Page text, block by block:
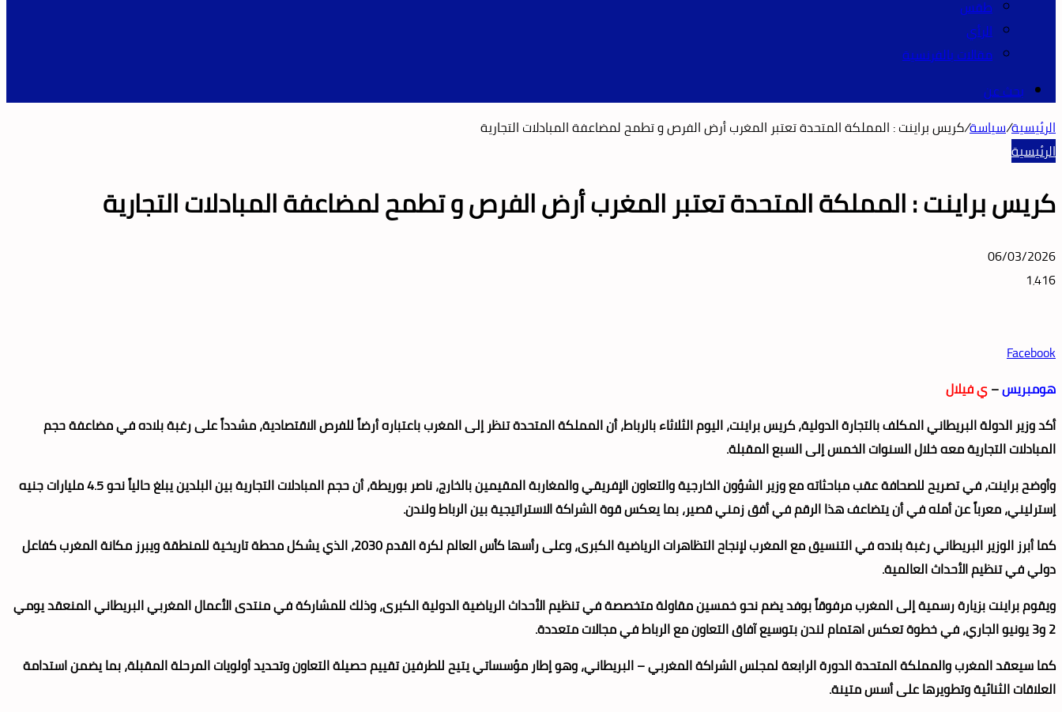
طقس
الرأي
مقالات بالفرنسية
بحث عن
الرئيسية/سياسة/كريس براينت : المملكة المتحدة تعتبر المغرب أرض الفرص و تطمح لمضاعفة المبادلات التجارية
الرئيسية
كريس براينت : المملكة المتحدة تعتبر المغرب أرض الفرص و تطمح لمضاعفة المبادلات التجارية
06/03/2026
1٬416
Facebook
هومبريس–ي فيلال
أكد وزير الدولة البريطاني المكلف بالتجارة الدولية، كريس براينت، اليوم الثلاثاء بالرباط، أن المملكة المتحدة تنظر إلى المغرب باعتباره أرضاً للفرص الاقتصادية، مشدداً على رغبة بلاده في مضاعفة حجم
المبادلات التجارية معه خلال السنوات الخمس إلى السبع المقبلة.
وأوضح براينت، في تصريح للصحافة عقب مباحثاته مع وزير الشؤون الخارجية والتعاون الإفريقي والمغاربة المقيمين بالخارج، ناصر بوريطة، أن حجم المبادلات التجارية بين البلدين يبلغ حالياً نحو 4.5 مليارات جنيه
إسترليني، معرباً عن أمله في أن يتضاعف هذا الرقم في أفق زمني قصير، بما يعكس قوة الشراكة الاستراتيجية بين الرباط ولندن.
كما أبرز الوزير البريطاني رغبة بلاده في التنسيق مع المغرب لإنجاح التظاهرات الرياضية الكبرى، وعلى رأسها كأس العالم لكرة القدم 2030، الذي يشكل محطة تاريخية للمنطقة ويبرز مكانة المغرب كفاعل
دولي في تنظيم الأحداث العالمية.
ويقوم براينت بزيارة رسمية إلى المغرب مرفوقاً بوفد يضم نحو خمسين مقاولة متخصصة في تنظيم الأحداث الرياضية الدولية الكبرى، وذلك للمشاركة في منتدى الأعمال المغربي البريطاني المنعقد يومي
2 و3 يونيو الجاري، في خطوة تعكس اهتمام لندن بتوسيع آفاق التعاون مع الرباط في مجالات متعددة.
كما سيعقد المغرب والمملكة المتحدة الدورة الرابعة لمجلس الشراكة المغربي – البريطاني، وهو إطار مؤسساتي يتيح للطرفين تقييم حصيلة التعاون وتحديد أولويات المرحلة المقبلة، بما يضمن استدامة
العلاقات الثنائية وتطويرها على أسس متينة.